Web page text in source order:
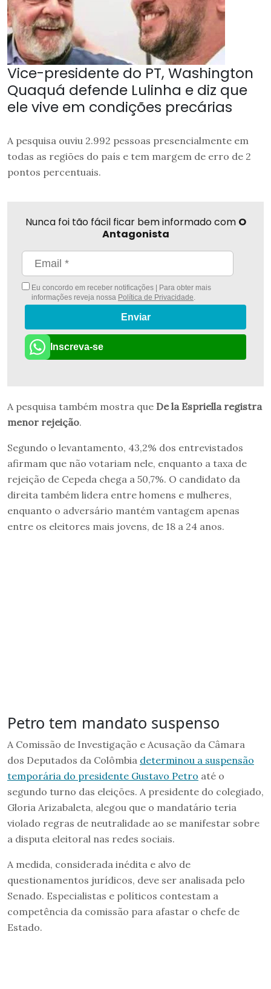
Vice-presidente do PT, Washington
Quaquá defende Lulinha e diz que
ele vive em condições precárias
A pesquisa ouviu 2.992 pessoas presencialmente em
todas as regiões do país e tem margem de erro de 2
pontos percentuais.
Nunca foi tão fácil ficar bem informado com O
Antagonista
Eu concordo em receber notificações | Para obter mais
informações reveja nossa Política de Privacidade.
Enviar
Inscreva-se
A pesquisa também mostra que De la Espriella registra
menor rejeição.
Segundo o levantamento, 43,2% dos entrevistados
afirmam que não votariam nele, enquanto a taxa de
rejeição de Cepeda chega a 50,7%. O candidato da
direita também lidera entre homens e mulheres,
enquanto o adversário mantém vantagem apenas
entre os eleitores mais jovens, de 18 a 24 anos.
Petro tem mandato suspenso
A Comissão de Investigação e Acusação da Câmara
dos Deputados da Colômbia determinou a suspensão
temporária do presidente Gustavo Petro até o
segundo turno das eleições. A presidente do colegiado,
Gloria Arizabaleta, alegou que o mandatário teria
violado regras de neutralidade ao se manifestar sobre
a disputa eleitoral nas redes sociais.
A medida, considerada inédita e alvo de
questionamentos jurídicos, deve ser analisada pelo
Senado. Especialistas e políticos contestam a
competência da comissão para afastar o chefe de
Estado.